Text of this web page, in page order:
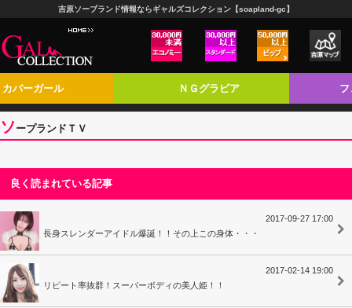
吉原ソープランド情報ならギャルズコレクション【soapland-gc】
カバーガール ＮＧグラビア
ソ ープランドＴＶ
良く読まれている記事
2017-09-27 17:00
長身スレンダーアイドル爆誕！！その上この身体・・・
2017-02-14 19:00
リピート率抜群！スーパーボディの美人姫！！